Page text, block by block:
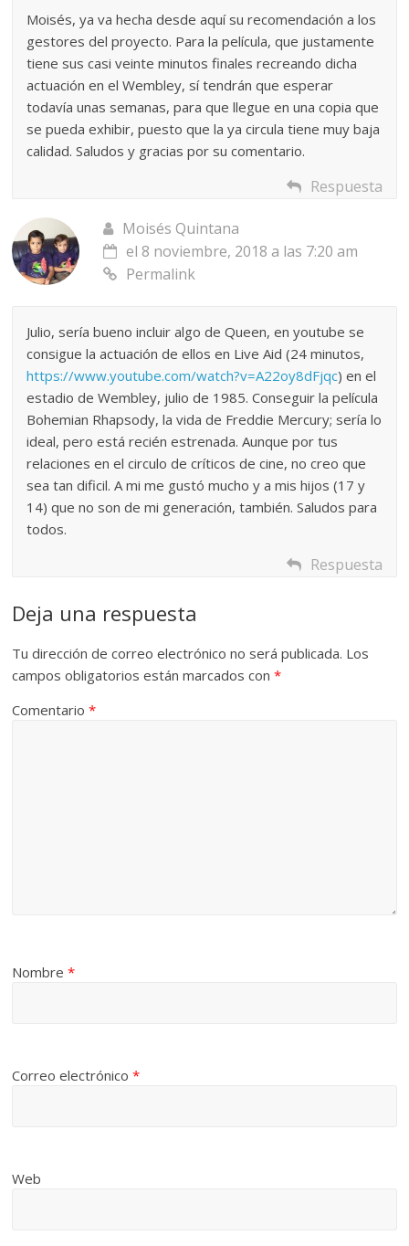
Moisés, ya va hecha desde aquí su recomendación a los
gestores del proyecto. Para la película, que justamente
tiene sus casi veinte minutos finales recreando dicha
actuación en el Wembley, sí tendrán que esperar
todavía unas semanas, para que llegue en una copia que
se pueda exhibir, puesto que la ya circula tiene muy baja
calidad. Saludos y gracias por su comentario.
Respuesta
Moisés Quintana
el 8 noviembre, 2018 a las 7:20 am
Permalink
Julio, sería bueno incluir algo de Queen, en youtube se
consigue la actuación de ellos en Live Aid (24 minutos,
https://www.youtube.com/watch?v=A22oy8dFjqc) en el
estadio de Wembley, julio de 1985. Conseguir la película
Bohemian Rhapsody, la vida de Freddie Mercury; sería lo
ideal, pero está recién estrenada. Aunque por tus
relaciones en el circulo de críticos de cine, no creo que
sea tan dificil. A mi me gustó mucho y a mis hijos (17 y
14) que no son de mi generación, también. Saludos para
todos.
Respuesta
Deja una respuesta
Tu dirección de correo electrónico no será publicada. Los
campos obligatorios están marcados con*
Comentario*
Nombre*
Correo electrónico*
Web